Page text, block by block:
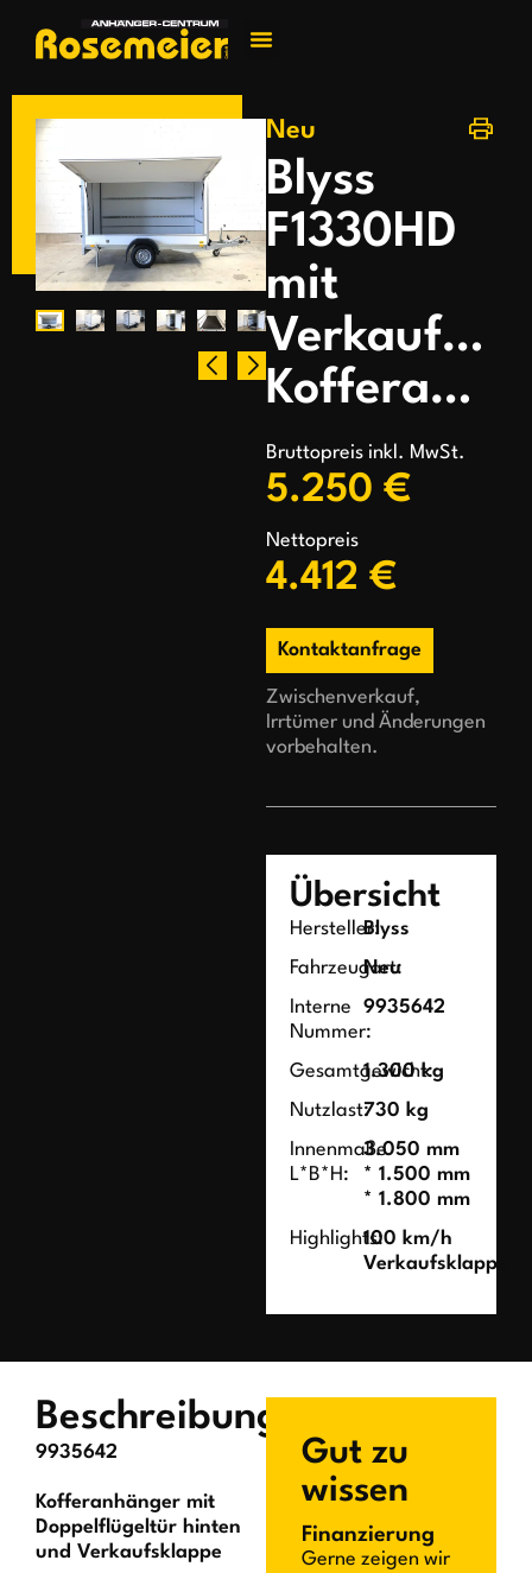
Neu
Blyss
F1330HD
mit
Kofferanhänger
Bruttopreis inkl. MwSt.
5.250 €
Nettopreis
4.412 €
Kontaktanfrage
Zwischenverkauf,
Irrtümer und Änderungen
vorbehalten.
Übersicht
Hersteller:Blyss
Fahrzeugart:
Neu
Interne
Nummer:
9935642
Gesamtgewicht:
1.300 kg
Nutzlast:730 kg
Innenmaße
L*B*H:
3.050 mm
* 1.500 mm
* 1.800 mm
Highlights:100 km/h
Verkaufsklappe
Beschreibung
9935642
Kofferanhänger mit
Doppelflügeltür hinten
und Verkaufsklappe
Gut zu
wissen
Finanzierung
Gerne zeigen wir